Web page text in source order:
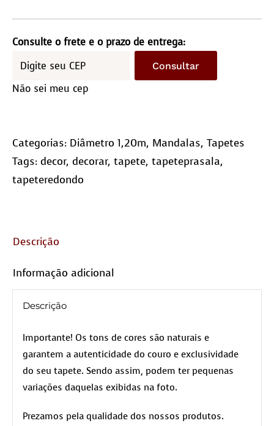
1,20
Diâmetro
quantidade
Consulte o frete e o prazo de entrega:
Consultar
Não sei meu cep
Categorias: Diâmetro 1,20m, Mandalas, Tapetes
Tags: decor, decorar, tapete, tapeteprasala,
tapeteredondo
Descrição
Informação adicional
Descrição
Importante! Os tons de cores são naturais e
garantem a autenticidade do couro e exclusividade
do seu tapete. Sendo assim, podem ter pequenas
variações daquelas exibidas na foto.
Prezamos pela qualidade dos nossos produtos.